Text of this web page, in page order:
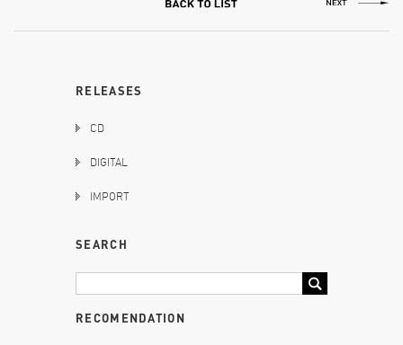
RELEASES
CD
DIGITAL
IMPORT
SEARCH
RECOMENDATION